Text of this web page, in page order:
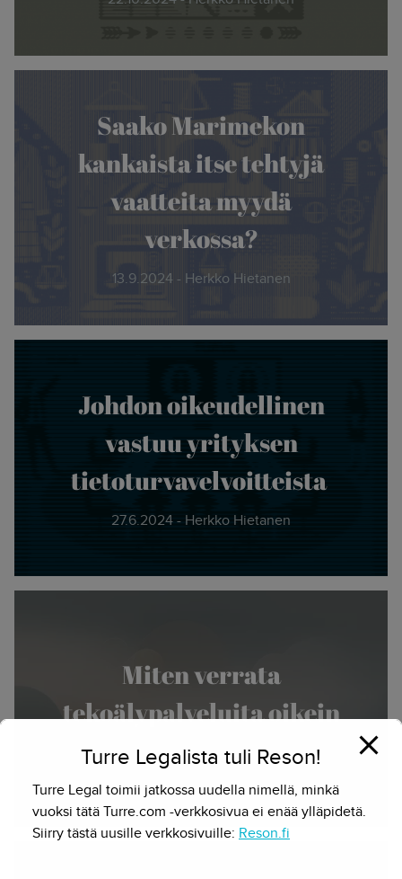
Saako Marimekon
kankaista itse tehtyjä
vaatteita myydä
verkossa?
13.9.2024 - Herkko Hietanen
Johdon oikeudellinen
vastuu yrityksen
tietoturvavelvoitteista
27.6.2024 - Herkko Hietanen
Miten verrata
tekoälypalveluita oikein
15.5.2024 - Herkko Hietanen
Turre Legalista tuli Reson!
Turre Legal toimii jatkossa uudella nimellä, minkä
vuoksi tätä Turre.com -verkkosivua ei enää ylläpidetä.
Siirry tästä uusille verkkosivuille: Reson.fi